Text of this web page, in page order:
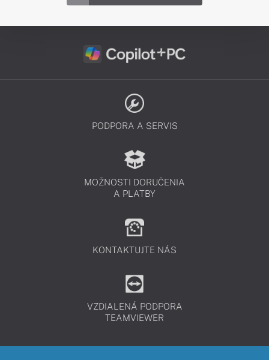
PODPORA A SERVIS
MOŽNOSTI DORUČENIA
A PLATBY
KONTAKTUJTE NÁS
VZDIALENÁ PODPORA
TEAMVIEWER